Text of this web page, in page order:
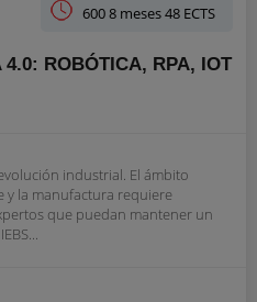
600 8 meses 48 ECTS
4.0: ROBÓTICA, RPA, IOT
industrial. El ámbito
y la manufactura requiere
que puedan mantener un